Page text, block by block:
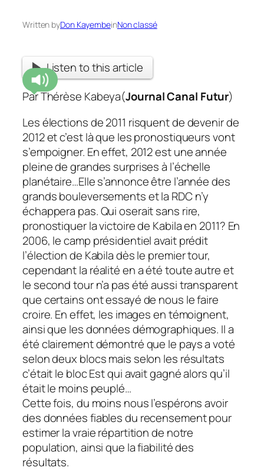
Written byDon KayembeinNon classé
Listen to this article
Par Thérèse Kabeya(Journal Canal Futur)
Les élections de 2011 risquent de devenir de
2012 et c’est là que les pronostiqueurs vont
s’empoigner. En effet, 2012 est une année
pleine de grandes surprises à l’échelle
planétaire…Elle s’annonce être l’année des
grands bouleversements et la RDC n’y
échappera pas. Qui oserait sans rire,
pronostiquer la victoire de Kabila en 2011? En
2006, le camp présidentiel avait prédit
l’élection de Kabila dès le premier tour,
cependant la réalité en a été toute autre et
le second tour n’a pas été aussi transparent
que certains ont essayé de nous le faire
croire. En effet, les images en témoignent,
ainsi que les données démographiques. Il a
été clairement démontré que le pays a voté
selon deux blocs mais selon les résultats
c’était le bloc Est qui avait gagné alors qu’il
était le moins peuplé…
Cette fois, du moins nous l’espérons avoir
des données fiables du recensement pour
estimer la vraie répartition de notre
population, ainsi que la fiabilité des
résultats.